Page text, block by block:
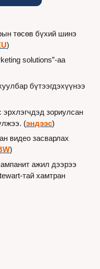
төсөв бүхий шинэ
)
solutions”-аа
бүтээгдэхүүнээ
зориулсан
(эндээс)
видео засварлах
)
ажил дээрээ
тай хамтран